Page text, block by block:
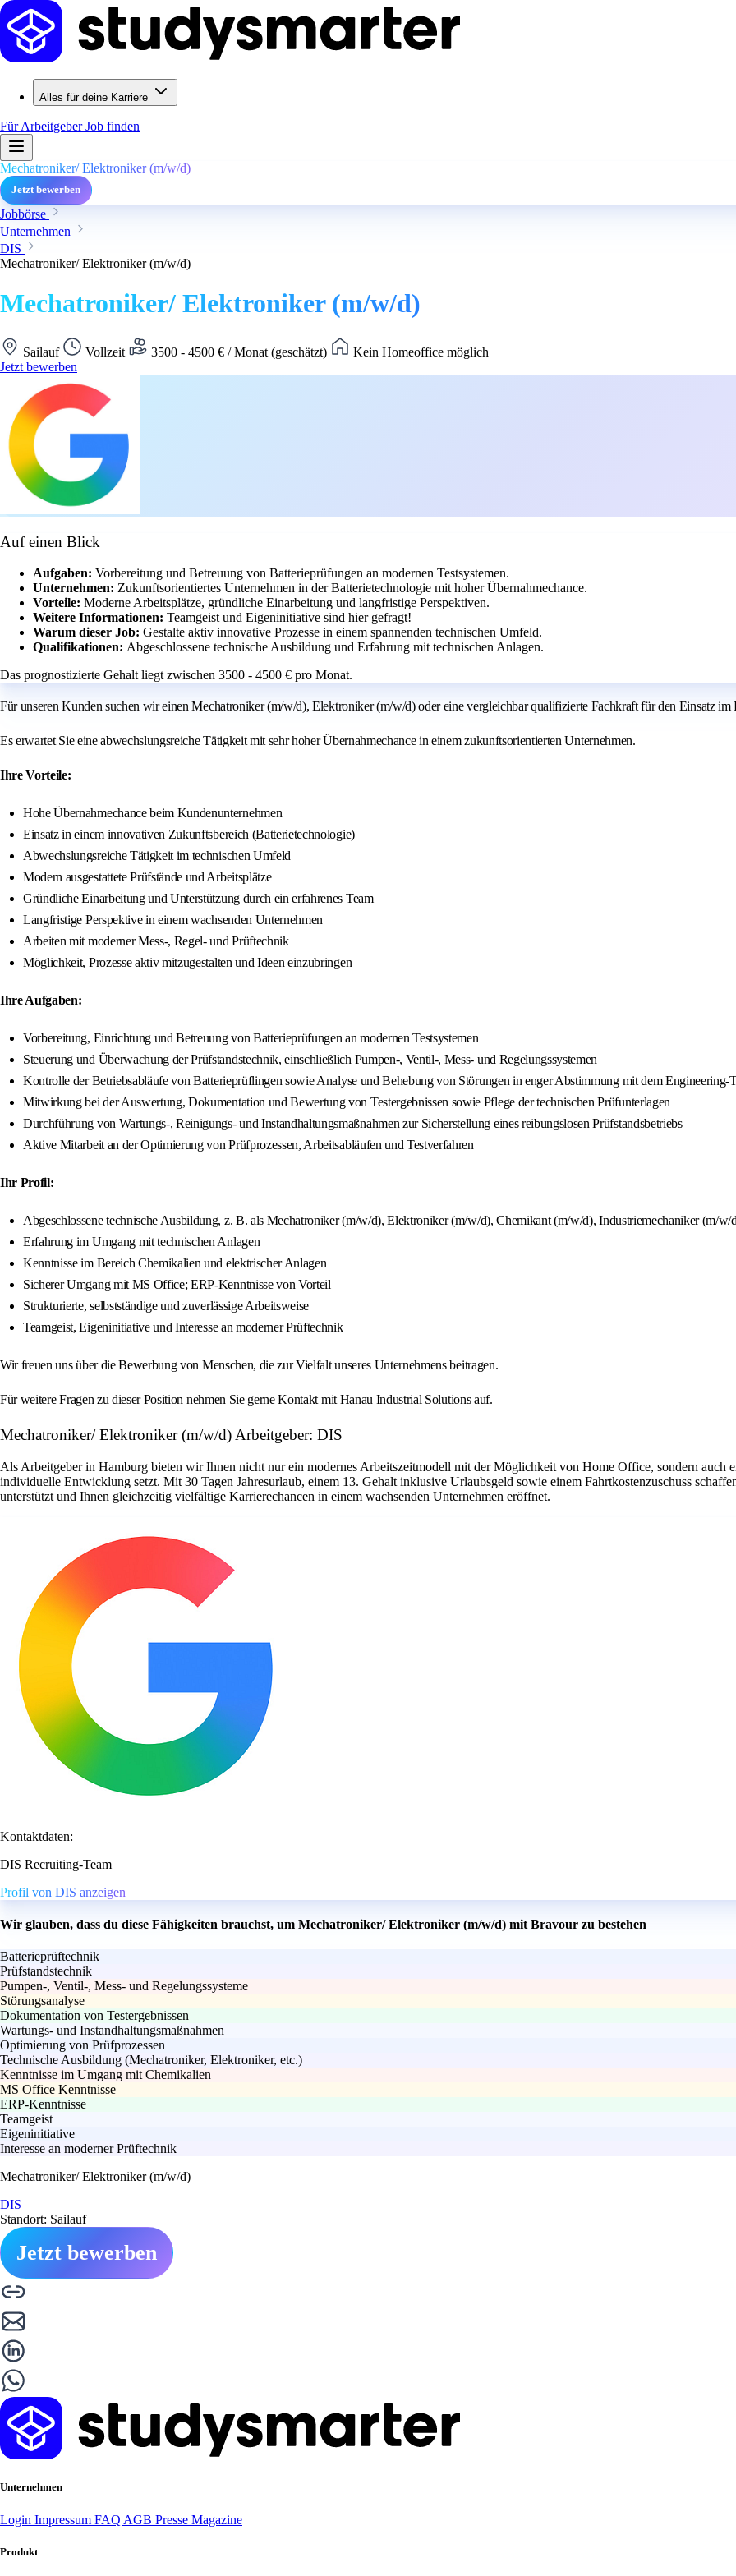
Alles für deine Karriere
Für ArbeitgeberJob finden
Mechatroniker/ Elektroniker (m/w/d)
Jetzt bewerben
Jobbörse
Unternehmen
DIS
Mechatroniker/ Elektroniker (m/w/d)
Mechatroniker/ Elektroniker (m/w/d)
Sailauf Vollzeit 3500 - 4500 € / Monat (geschätzt)
Kein Homeoffice möglich
Jetzt bewerben
Auf einen Blick
Aufgaben: Vorbereitung und Betreuung von Batterieprüfungen an modernen Testsystemen.
Unternehmen: Zukunftsorientiertes Unternehmen in der Batterietechnologie mit hoher Übernahmechance.
Vorteile: Moderne Arbeitsplätze, gründliche Einarbeitung und langfristige Perspektiven.
Weitere Informationen: Teamgeist und Eigeninitiative sind hier gefragt!
Warum dieser Job: Gestalte aktiv innovative Prozesse in einem spannenden technischen Umfeld.
Qualifikationen: Abgeschlossene technische Ausbildung und Erfahrung mit technischen Anlagen.
Das prognostizierte Gehalt liegt zwischen 3500 - 4500 € pro Monat.
Für unseren Kunden suchen wir einen Mechatroniker (m/w/d), Elektroniker (m/w/d) oder eine vergleichbar qualifizierte Fachkraft für den Einsatz im
Es erwartet Sie eine abwechslungsreiche Tätigkeit mit sehr hoher Übernahmechance in einem zukunftsorientierten Unternehmen.
Ihre Vorteile:
Hohe Übernahmechance beim Kundenunternehmen
Einsatz in einem innovativen Zukunftsbereich (Batterietechnologie)
Abwechslungsreiche Tätigkeit im technischen Umfeld
Modern ausgestattete Prüfstände und Arbeitsplätze
Gründliche Einarbeitung und Unterstützung durch ein erfahrenes Team
Langfristige Perspektive in einem wachsenden Unternehmen
Arbeiten mit moderner Mess-, Regel- und Prüftechnik
Möglichkeit, Prozesse aktiv mitzugestalten und Ideen einzubringen
Ihre Aufgaben:
Vorbereitung, Einrichtung und Betreuung von Batterieprüfungen an modernen Testsystemen
Steuerung und Überwachung der Prüfstandstechnik, einschließlich Pumpen-, Ventil-, Mess- und Regelungssystemen
Kontrolle der Betriebsabläufe von Batterieprüflingen sowie Analyse und Behebung von Störungen in enger Abstimmung mit dem Engineering-
Mitwirkung bei der Auswertung, Dokumentation und Bewertung von Testergebnissen sowie Pflege der technischen Prüfunterlagen
Durchführung von Wartungs-, Reinigungs- und Instandhaltungsmaßnahmen zur Sicherstellung eines reibungslosen Prüfstandsbetriebs
Aktive Mitarbeit an der Optimierung von Prüfprozessen, Arbeitsabläufen und Testverfahren
Ihr Profil:
Abgeschlossene technische Ausbildung, z. B. als Mechatroniker (m/w/d), Elektroniker (m/w/d), Chemikant (m/w/d), Industriemechaniker (m/w/
Erfahrung im Umgang mit technischen Anlagen
Kenntnisse im Bereich Chemikalien und elektrischer Anlagen
Sicherer Umgang mit MS Office; ERP-Kenntnisse von Vorteil
Strukturierte, selbstständige und zuverlässige Arbeitsweise
Teamgeist, Eigeninitiative und Interesse an moderner Prüftechnik
Wir freuen uns über die Bewerbung von Menschen, die zur Vielfalt unseres Unternehmens beitragen.
Für weitere Fragen zu dieser Position nehmen Sie gerne Kontakt mit Hanau Industrial Solutions auf.
Mechatroniker/ Elektroniker (m/w/d) Arbeitgeber: DIS
Als Arbeitgeber in Hamburg bieten wir Ihnen nicht nur ein modernes Arbeitszeitmodell mit der Möglichkeit von Home Office, sondern auch
individuelle Entwicklung setzt. Mit 30 Tagen Jahresurlaub, einem 13. Gehalt inklusive Urlaubsgeld sowie einem Fahrtkostenzuschuss
unterstützt und Ihnen gleichzeitig vielfältige Karrierechancen in einem wachsenden Unternehmen eröffnet.
Kontaktdaten:
DIS Recruiting-Team
Profil von DIS anzeigen
Wir glauben, dass du diese Fähigkeiten brauchst, um Mechatroniker/ Elektroniker (m/w/d) mit Bravour zu bestehen
Batterieprüftechnik
Prüfstandstechnik
Pumpen-, Ventil-, Mess- und Regelungssysteme
Störungsanalyse
Dokumentation von Testergebnissen
Wartungs- und Instandhaltungsmaßnahmen
Optimierung von Prüfprozessen
Technische Ausbildung (Mechatroniker, Elektroniker, etc.)
Kenntnisse im Umgang mit Chemikalien
MS Office Kenntnisse
ERP-Kenntnisse
Teamgeist
Eigeninitiative
Interesse an moderner Prüftechnik
Mechatroniker/ Elektroniker (m/w/d)
DIS
Standort: Sailauf
Jetzt bewerben
Unternehmen
Login Impressum FAQ AGB Presse Magazine
Produkt